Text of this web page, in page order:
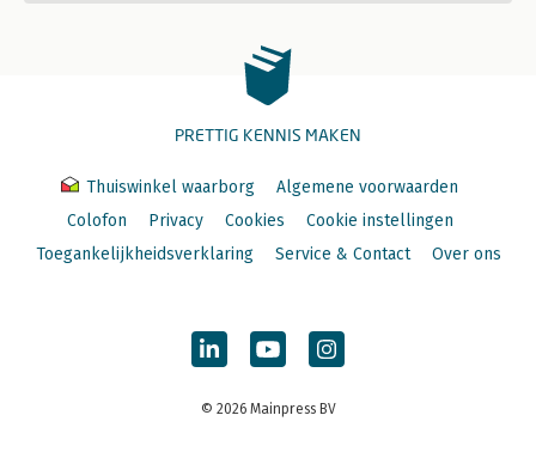
PRETTIG KENNIS MAKEN
Thuiswinkel waarborg
Algemene voorwaarden
Colofon
Privacy Cookies
Cookie instellingen
Toegankelijkheidsverklaring
Service & Contact Over ons
© 2026 Mainpress BV